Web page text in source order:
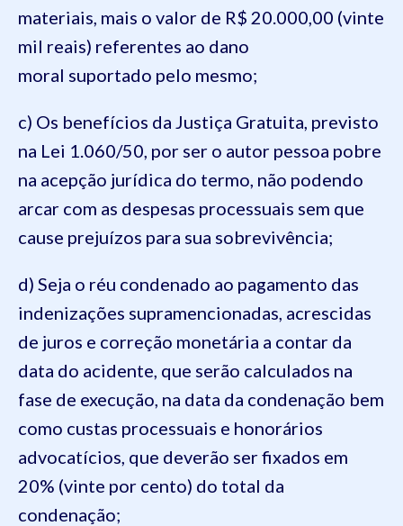
materiais, mais o valor de R$ 20.000,00 (vinte
mil reais) referentes ao dano
moral suportado pelo mesmo;
c) Os benefícios da Justiça Gratuita, previsto
na Lei 1.060/50, por ser o autor pessoa pobre
na acepção jurídica do termo, não podendo
arcar com as despesas processuais sem que
cause prejuízos para sua sobrevivência;
d) Seja o réu condenado ao pagamento das
indenizações supramencionadas, acrescidas
de juros e correção monetária a contar da
data do acidente, que serão calculados na
fase de execução, na data da condenação bem
como custas processuais e honorários
advocatícios, que deverão ser fixados em
20% (vinte por cento) do total da
condenação;